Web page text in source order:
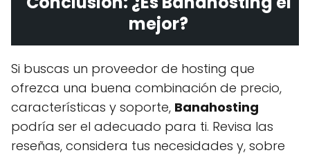
mejor?
Si buscas un proveedor de hosting que
ofrezca una buena combinación de precio,
características y soporte, Banahosting
podría ser el adecuado para ti. Revisa las
reseñas, considera tus necesidades y, sobre